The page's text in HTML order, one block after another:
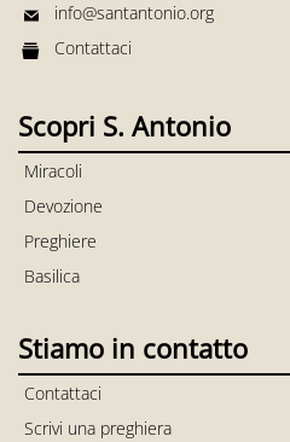
info@santantonio.org
Contattaci
Scopri S. Antonio
Miracoli
Devozione
Preghiere
Basilica
Stiamo in contatto
Contattaci
Scrivi una preghiera